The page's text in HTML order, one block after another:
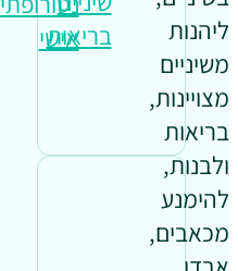
ליהנות
משיניים
מצויינות,
בריאות
ולבנות,
להימנע
מכאבים,
בריאות
אישי